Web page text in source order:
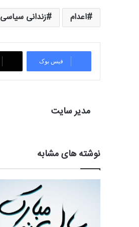
اعدام زندانی سیاسی
فیس بوک
مدیر سایت
نوشته های مشابه